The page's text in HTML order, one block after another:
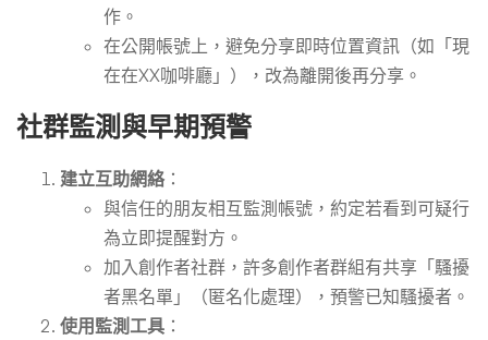
作。
在公開帳號上，避免分享即時位置資訊（如「現
在在XX咖啡廳」），改為離開後再分享。
社群監測與早期預警
建立互助網絡：
與信任的朋友相互監測帳號，約定若看到可疑行
為立即提醒對方。
加入創作者社群，許多創作者群組有共享「騷擾
者黑名單」（匿名化處理），預警已知騷擾者。
使用監測工具 ：